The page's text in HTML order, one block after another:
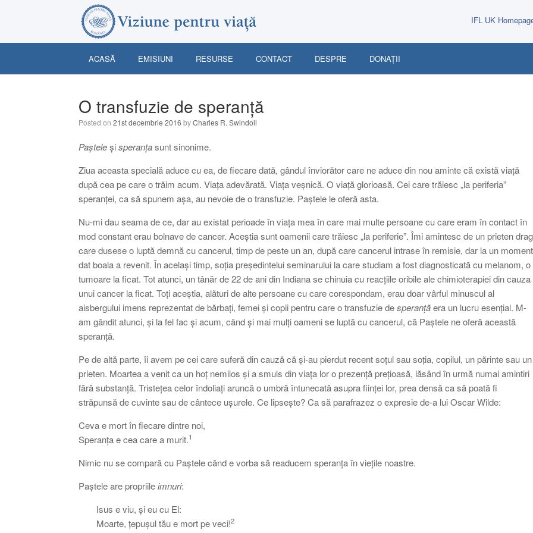
IFL UK
ACASĂ EMISIUNI RESURSE CONTACT DESPRE DONAȚII
O transfuzie de speranță
Posted on 21st decembrie 2016 byCharles R. Swindoll
Pașteleșisperanțasunt sinonime.
Ziua aceasta specială aduce cu ea, de fiecare dată, gândul înviorător care ne aduce din nou aminte că există viață
după cea pe care o trăim acum. Viața adevărată. Viața veșnică. O viață glorioasă. Cei care trăiesc „la periferia”
speranței, ca să spunem așa, au nevoie de o transfuzie. Paștele le oferă asta.
Nu-mi dau seama de ce, dar au existat perioade în viața mea în care mai multe persoane cu care eram în contact în
mod constant erau bolnave de cancer. Aceștia sunt oamenii care trăiesc „la periferie”. Îmi amintesc de un prieten
care dusese o luptă demnă cu cancerul, timp de peste un an, după care cancerul intrase în remisie, dar la un moment
dat boala a revenit. În același timp, soția președintelui seminarului la care studiam a fost diagnosticată cu melanom, o
tumoare la ficat. Tot atunci, un tânăr de 22 de ani din Indiana se chinuia cu reacțiile oribile ale chimioterapiei din cauza
unui cancer la ficat. Toți aceștia, alături de alte persoane cu care corespondam, erau doar vârful minuscul al
aisbergului imens reprezentat de bărbați, femei și copii pentru care o transfuzie desperanțăera un lucru esențial. M-
am gândit atunci, și la fel fac și acum, când și mai mulți oameni se luptă cu cancerul, că Paștele ne oferă această
speranță.
Pe de altă parte, îi avem pe cei care suferă din cauză că și-au pierdut recent soțul sau soția, copilul, un părinte sau un
prieten. Moartea a venit ca un hoț nemilos și a smuls din viața lor o prezență prețioasă, lăsând în urmă numai amintiri
fără substanță. Tristețea celor îndoliați aruncă o umbră întunecată asupra ființei lor, prea densă ca să poată fi
străpunsă de cuvinte sau de cântece ușurele. Ce lipsește? Ca să parafrazez o expresie de-a lui Oscar Wilde:
Ceva e mort în fiecare dintre noi,
Speranța e cea care a murit.1
Nimic nu se compară cu Paștele când e vorba să readucem speranța în viețile noastre.
Paștele are propriileimnuri:
Isus e viu, și eu cu El:
Moarte, țepușul tău e mort pe veci!2